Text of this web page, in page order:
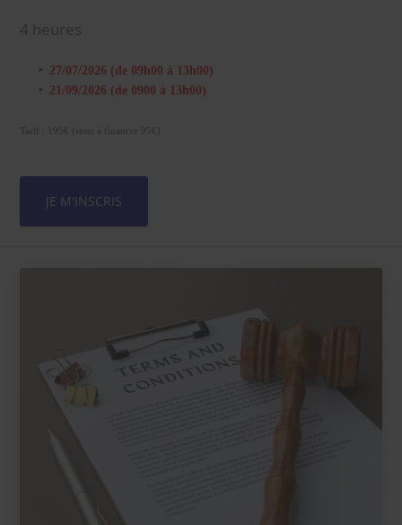
4 heures
27/07/2026 (de 09h00 à 13h00)
21/09/2026 (de 0900 à 13h00)
Tarif : 195€ (reste à financer 95€)
JE M'INSCRIS